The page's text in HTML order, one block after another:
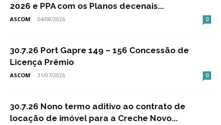
2026 e PPA com os Planos decenais...
ASCOM - 04/08/2026 0
30.7.26 Port Gapre 149 – 156 Concessão de
Licença Prêmio
ASCOM - 31/07/2026 0
30.7.26 Nono termo aditivo ao contrato de
locação de imóvel para a Creche Novo...